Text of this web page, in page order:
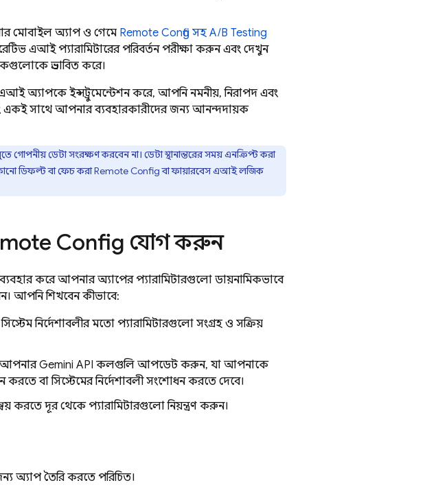
মোবাইল অ্যাপ ও গেমে Remote Config সহ A/B Testing
এআই প্যারামিটারের পরিবর্তন পরীক্ষা করুন এবং দেখুন
প্রভাবিত করে।
অ্যাপকে ইন্সট্রুমেন্টেশন করে, আপনি নমনীয়, নিরাপদ এবং
একই সাথে আপনার ব্যবহারকারীদের জন্য আনন্দদায়ক
গোপনীয় ডেটা সংরক্ষণ করবেন না। ডেটা স্থানান্তরের সময় এনক্রিপ্ট করা
ডিফল্ট বা ফেচ করাRemote Configবাফায়ারবেস এআই লজিক
Config যোগ করুন
করে আপনার অ্যাপের প্যারামিটারগুলো ডায়নামিকভাবে
আপনি শিখবেন কীভাবে:
নির্দেশাবলীর মতো প্যারামিটারগুলো সংগ্রহ ও সক্রিয়
আপনারGemini API কলগুলি আপডেট করুন, যা আপনাকে
বা সিস্টেমের নির্দেশাবলী সংশোধন করতে দেবে।
করতে দূর থেকে প্যারামিটারগুলো নিয়ন্ত্রণ করুন।
অ্যাপ তৈরি করতে পরিচিত।